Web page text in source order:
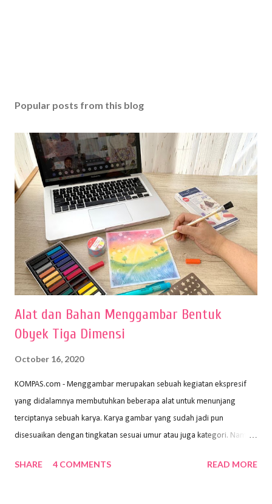
Popular posts from this blog
Alat dan Bahan Menggambar Bentuk
Obyek Tiga Dimensi
October 16, 2020
KOMPAS.com - Menggambar merupakan sebuah kegiatan ekspresif
yang didalamnya membutuhkan beberapa alat untuk menunjang
terciptanya sebuah karya. Karya gambar yang sudah jadi pun
disesuaikan dengan tingkatan sesuai umur atau juga kategori. Namun,
sehingga hasilnya bisa dilihat. Peran alat dan bahan sangat
SHARE 4 COMMENTS READ MORE